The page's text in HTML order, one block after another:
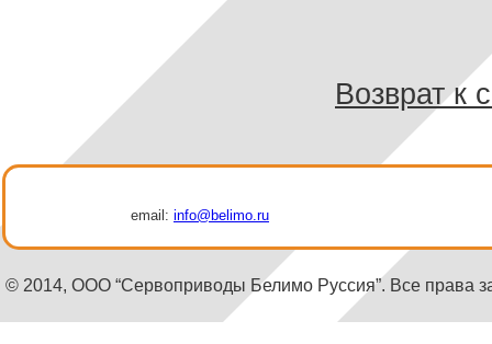
Возврат к
email: info@belimo.ru
© 2014, ООО “Сервоприводы Белимо Руссия”. Все права